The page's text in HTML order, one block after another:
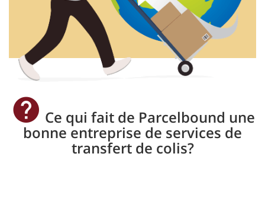
Ce qui fait de Parcelbound une
bonne entreprise de services de
transfert de colis?